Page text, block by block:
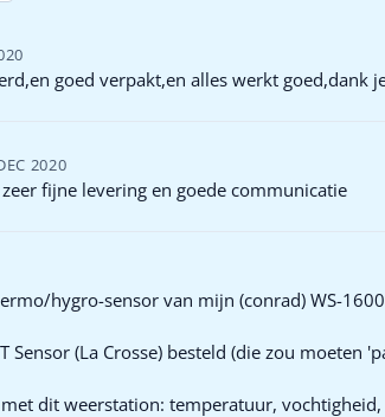
goed verpakt,en alles werkt goed,dank
2020
fijne levering en goede communicatie
hygro-sensor van mijn (conrad) WS-1600
Sensor (La Crosse) besteld (die zou moeten
dit weerstation: temperatuur,